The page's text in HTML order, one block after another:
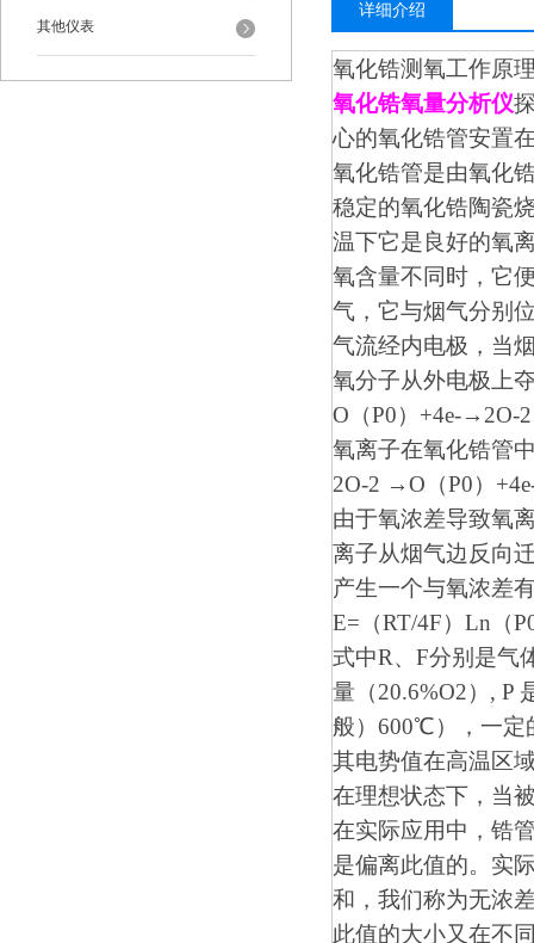
其他仪表
详细介绍
氧化锆测氧工作原
氧化锆氧量分析仪
心的氧化锆管安置
氧化锆管是由氧化
稳定的氧化锆陶瓷
温下它是良好的氧
氧含量不同时，它
气，它与烟气分别
气流经内电极，当
氧分子从外电极上
O（P0）+4e-→2O-2
氧离子在氧化锆管
2O-2 →O（P0）
由于氧浓差导致氧
离子从烟气边反向
产生一个与氧浓差
E=（RT/4F）Ln（
式中R、F分别是气
量（20.6%O2）, P
般）600℃），一定
其电势值在高温区
在理想状态下，当
在实际应用中，锆
是偏离此值的。实
和，我们称为无浓
此值的大小又在不